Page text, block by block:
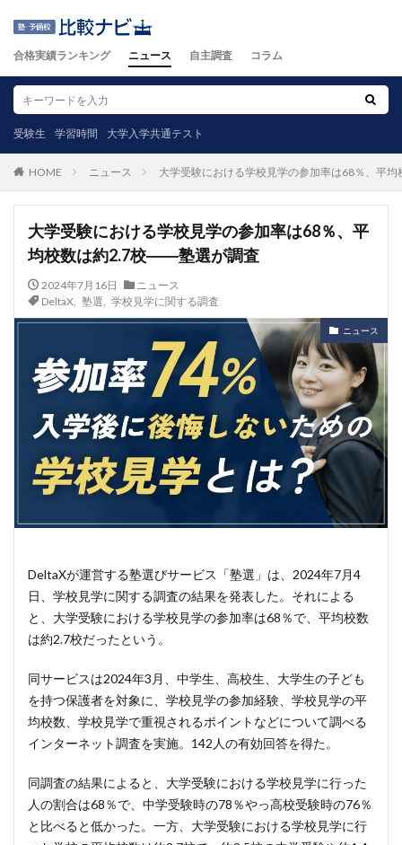
合格実績ランキング ニュース 自主調査 コラム
受験生 学習時間 大学入学共通テスト
HOME ニュース 大学受験における学校見学の参加率は68％、平
大学受験における学校見学の参加率は68％、平
均校数は約2.7校――塾選が調査
2024年7月16日
ニュース
DeltaX, 塾選 学校見学に関する調査
ニュース
DeltaXが運営する塾選びサービス「塾選」は、2024年7月4
日、学校見学に関する調査の結果を発表した。それによる
と、大学受験における学校見学の参加率は68％で、平均校数
は約2.7校だったという。
同サービスは2024年3月、中学生、高校生、大学生の子ども
を持つ保護者を対象に、学校見学の参加経験、学校見学の平
均校数、学校見学で重視されるポイントなどについて調べる
インターネット調査を実施。142人の有効回答を得た。
同調査の結果によると、大学受験における学校見学に行った
人の割合は68％で、中学受験時の78％やっ高校受験時の76％
と比べると低かった。一方、大学受験における学校見学に行